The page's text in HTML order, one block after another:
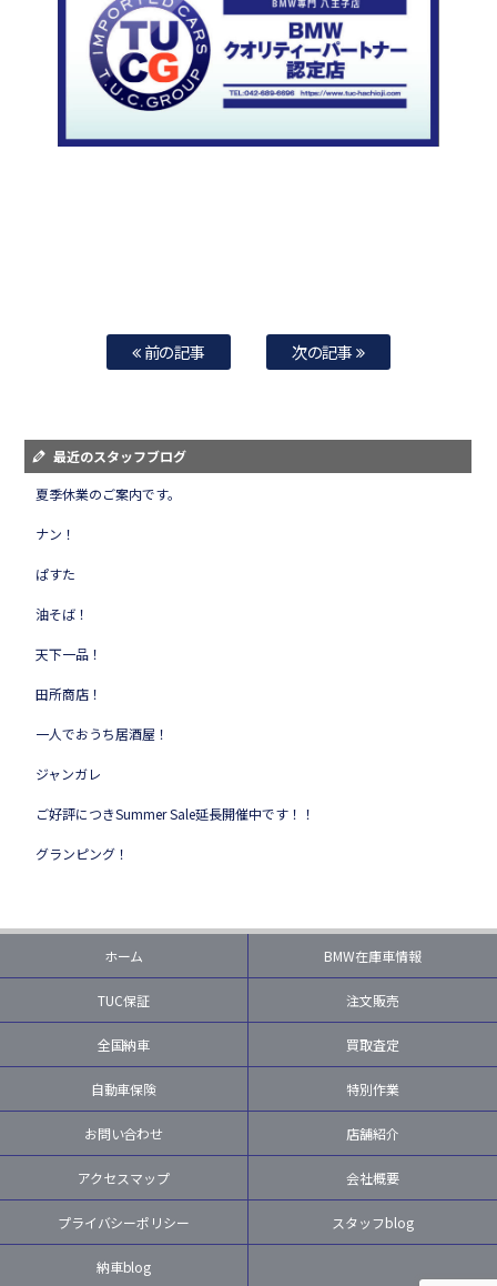
前の記事 次の記事
最近のスタッフブログ
夏季休業のご案内です。
ナン！
ぱすた
油そば！
天下一品！
田所商店！
一人でおうち居酒屋！
ジャンガレ
ご好評につきSummer Sale延長開催中です！！
グランピング！
ホーム BMW在庫車情報
TUC保証 注文販売
全国納車 買取査定
自動車保険 特別作業
お問い合わせ 店舗紹介
アクセスマップ 会社概要
プライバシーポリシー スタッフblog
納車blog